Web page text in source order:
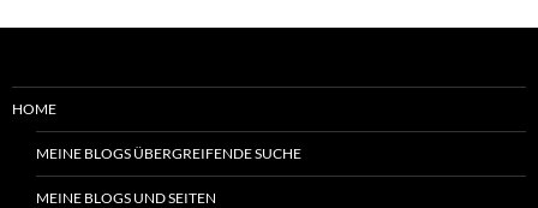
HOME
MEINE BLOGS ÜBERGREIFENDE SUCHE
MEINE BLOGS UND SEITEN